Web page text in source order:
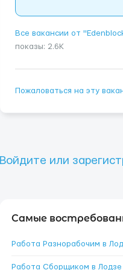
Все вакансии от
показы: 2.6K
Пожаловаться на эту
Войдите или
Самые
Работа Разнорабочим в
Работа Сборщиком в Лодзе